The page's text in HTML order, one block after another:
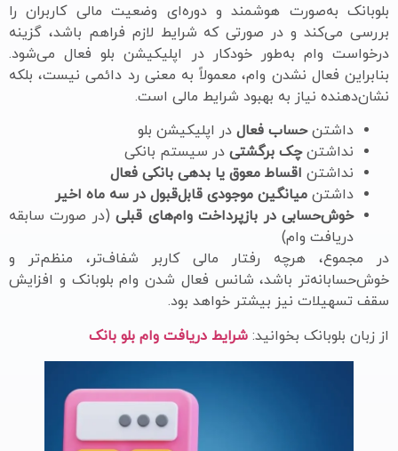
بلوبانک به‌صورت هوشمند و دوره‌ای وضعیت مالی کاربران را
بررسی می‌کند و در صورتی که شرایط لازم فراهم باشد، گزینه
درخواست وام به‌طور خودکار در اپلیکیشن بلو فعال می‌شود.
بنابراین فعال نشدن وام، معمولاً به معنی رد دائمی نیست، بلکه
نشان‌دهنده نیاز به بهبود شرایط مالی است.
داشتنحساب فعال در اپلیکیشن بلو
نداشتنچک برگشتی در سیستم بانکی
نداشتن اقساط معوق یا بدهی بانکی فعال
داشتن میانگین موجودی قابل‌قبول در سه ماه اخیر
خوش‌حسابی در بازپرداخت وام‌های قبلی(در صورت سابقه
دریافت وام)
در مجموع، هرچه رفتار مالی کاربر شفاف‌تر، منظم‌تر و
خوش‌حسابانه‌تر باشد، شانس فعال شدن وام بلوبانک و افزایش
سقف تسهیلات نیز بیشتر خواهد بود.
از زبان بلوبانک بخوانید: شرایط دریافت وام بلو بانک